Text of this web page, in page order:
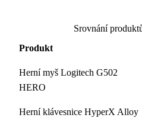
Srovnání
Produkt
Herní myš Logitech G502
HERO
Herní klávesnice HyperX Alloy